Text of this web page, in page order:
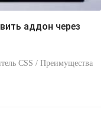
аддон через
CSS / Преимущества